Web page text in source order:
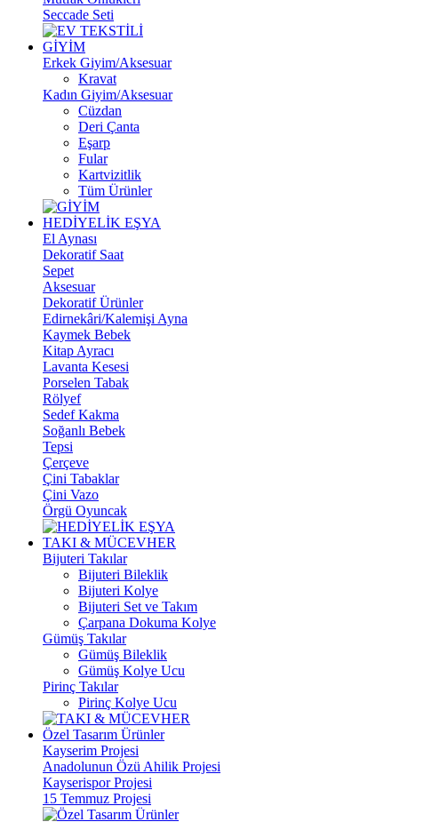
Seccade Seti
GİYİM
Erkek Giyim/Aksesuar
Kravat
Kadın Giyim/Aksesuar
Cüzdan
Deri Çanta
Eşarp
Fular
Kartvizitlik
Tüm Ürünler
HEDİYELİK EŞYA
El Aynası
Dekoratif Saat
Sepet
Aksesuar
Dekoratif Ürünler
Edirnekâri/Kalemişi Ayna
Kaymek Bebek
Kitap Ayracı
Lavanta Kesesi
Porselen Tabak
Rölyef
Sedef Kakma
Soğanlı Bebek
Tepsi
Çerçeve
Çini Tabaklar
Çini Vazo
Örgü Oyuncak
TAKI & MÜCEVHER
Bijuteri Takılar
Bijuteri Bileklik
Bijuteri Kolye
Bijuteri Set ve Takım
Çarpana Dokuma Kolye
Gümüş Takılar
Gümüş Bileklik
Gümüş Kolye Ucu
Pirinç Takılar
Pirinç Kolye Ucu
Özel Tasarım Ürünler
Kayserim Projesi
Anadolunun Özü Ahilik Projesi
Kayserispor Projesi
15 Temmuz Projesi